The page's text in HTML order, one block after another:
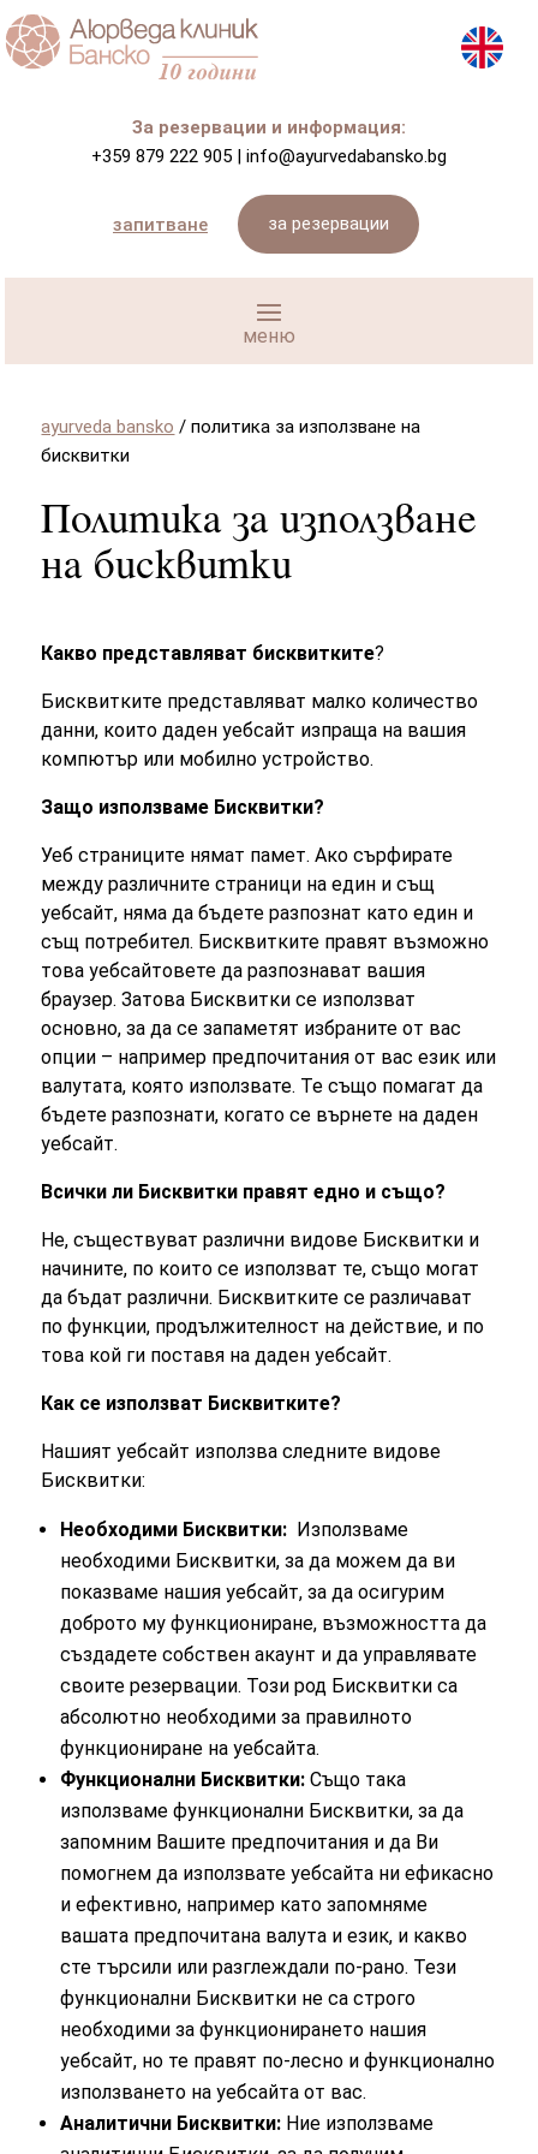
За резервации и информация:
+359 879 222 905 | info@ayurvedabansko.bg
запитване за резервации
ayurveda bansko /политика за използване на
бисквитки
Политика за използване
на бисквитки
Какво представляват бисквитките?
Бисквитките представляват малко количество
данни, които даден уебсайт изпраща на вашия
компютър или мобилно устройство.
Защо използваме Бисквитки?
Уеб страниците нямат памет. Ако сърфирате
между различните страници на един и същ
уебсайт, няма да бъдете разпознат като един и
същ потребител. Бисквитките правят възможно
това уебсайтовете да разпознават вашия
браузер. Затова Бисквитки се използват
основно, за да се запаметят избраните от вас
опции – например предпочитания от вас език или
валутата, която използвате. Те също помагат да
бъдете разпознати, когато се върнете на даден
уебсайт.
Всички ли Бисквитки правят едно и също?
Не, съществуват различни видове Бисквитки и
начините, по които се използват те, също могат
да бъдат различни. Бисквитките се различават
по функции, продължителност на действие, и по
това кой ги поставя на даден уебсайт.
Как се използват Бисквитките?
Нашият уебсайт използва следните видове
Бисквитки:
Необходими Бисквитки: Използваме
необходими Бисквитки, за да можем да ви
показваме нашия уебсайт, за да осигурим
доброто му функциониране, възможността да
създадете собствен акаунт и да управлявате
своите резервации. Този род Бисквитки са
абсолютно необходими за правилното
функциониране на уебсайта.
Функционални Бисквитки: Също така
използваме функционални Бисквитки, за да
запомним Вашите предпочитания и да Ви
помогнем да използвате уебсайта ни ефикасно
и ефективно, например като запомняме
вашата предпочитана валута и език, и какво
сте търсили или разглеждали по-рано. Тези
функционални Бисквитки не са строго
необходими за функционирането нашия
уебсайт, но те правят по-лесно и функционално
използването на уебсайта от вас.
Аналитични Бисквитки: Ние използваме